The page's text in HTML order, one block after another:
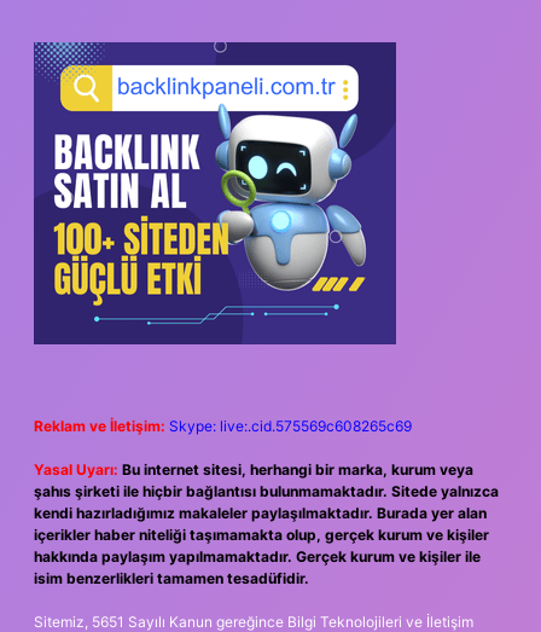
Reklam ve İletişim: Skype: live:.cid.575569c608265c69
Yasal Uyarı: Bu internet sitesi, herhangi bir marka, kurum veya
şahıs şirketi ile hiçbir bağlantısı bulunmamaktadır. Sitede yalnızca
kendi hazırladığımız makaleler paylaşılmaktadır. Burada yer alan
içerikler haber niteliği taşımamakta olup, gerçek kurum ve kişiler
hakkında paylaşım yapılmamaktadır. Gerçek kurum ve kişiler ile
isim benzerlikleri tamamen tesadüfidir.
Sitemiz, 5651 Sayılı Kanun gereğince Bilgi Teknolojileri ve İletişim